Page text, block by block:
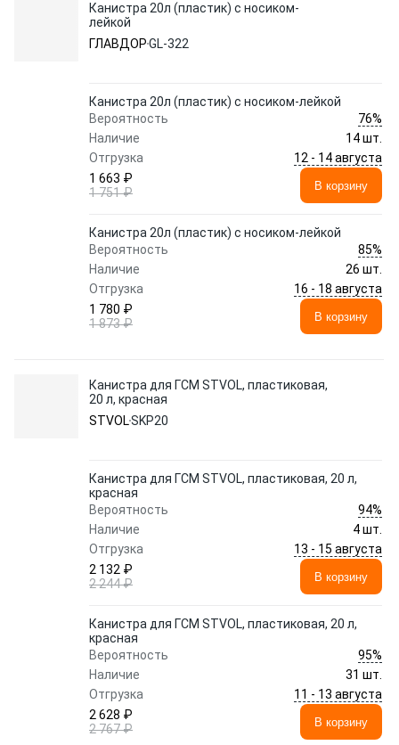
Канистра 20л (пластик) с носиком-
лейкой
ГЛАВДОРGL-322
Канистра 20л (пластик) с носиком-лейкой
Вероятность
76%
Наличие
14 шт.
Отгрузка
12 - 14 августа
1 663 ₽
1 751 ₽
В корзину
Канистра 20л (пластик) с носиком-лейкой
Вероятность
85%
Наличие
26 шт.
Отгрузка
16 - 18 августа
1 780 ₽
1 873 ₽
В корзину
Канистра для ГСМ STVOL, пластиковая,
20 л, красная
STVOLSKP20
Канистра для ГСМ STVOL, пластиковая, 20 л,
красная
Вероятность
94%
Наличие
4 шт.
Отгрузка
13 - 15 августа
2 132 ₽
2 244 ₽
В корзину
Канистра для ГСМ STVOL, пластиковая, 20 л,
красная
Вероятность
95%
Наличие
31 шт.
Отгрузка
11 - 13 августа
2 628 ₽
2 767 ₽
В корзину